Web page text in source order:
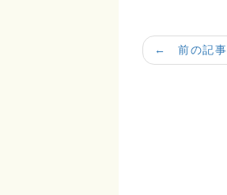
← 前の記事